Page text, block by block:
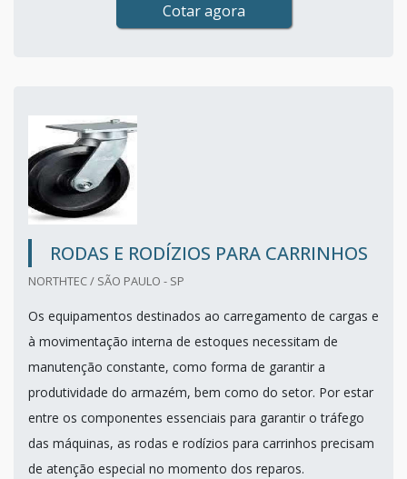
Cotar agora
RODAS E RODÍZIOS PARA CARRINHOS
NORTHTEC / SÃO PAULO - SP
Os equipamentos destinados ao carregamento de cargas e
à movimentação interna de estoques necessitam de
manutenção constante, como forma de garantir a
produtividade do armazém, bem como do setor. Por estar
entre os componentes essenciais para garantir o tráfego
das máquinas, as rodas e rodízios para carrinhos precisam
de atenção especial no momento dos reparos.